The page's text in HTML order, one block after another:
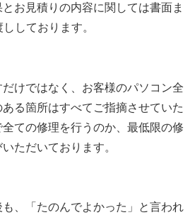
お見積りの内容に関しては書面ま
しております。
けではなく、お客様のパソコン全
る箇所はすべてご指摘させていた
ての修理を行うのか、最低限の修
ただいております。
、「たのんでよかった」と言われ